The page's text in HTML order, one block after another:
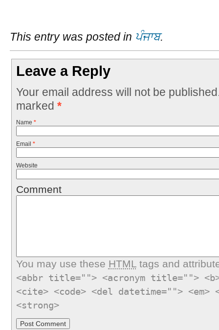
This entry was posted in ਪੰਜਾਬ.
Leave a Reply
Your email address will not be
marked *
Name *
Email *
Website
Comment
You may use these HTMLtags and
<abbr title=""> <acronym title="">
<cite> <code> <del datetime="">
<strong>